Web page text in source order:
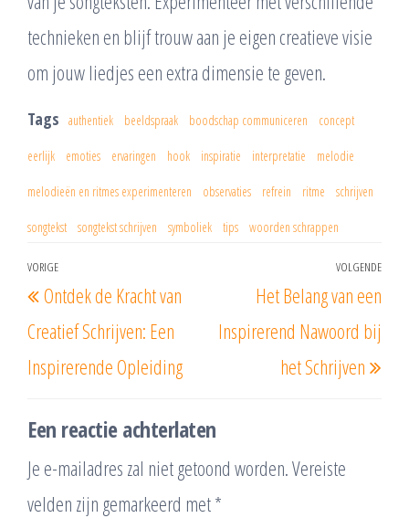
technieken en blijf trouw aan je eigen creatieve visie
om jouw liedjes een extra dimensie te geven.
Tags authentiek beeldspraak boodschap communiceren concept
eerlijk emoties ervaringen hook inspiratie interpretatie melodie
melodieën en ritmes experimenteren observaties refrein ritme schrijven
songtekst songtekst schrijven symboliek tips woorden schrappen
Berichtnavigatie
Vorig
bericht
VORIGE
Ontdek de Kracht van
Creatief Schrijven: Een
Inspirerende Opleiding
VOLGENDE
Het Belang van een
Inspirerend Nawoord bij
het Schrijven
Een reactie achterlaten
Je e-mailadres zal niet getoond worden.Vereiste
velden zijn gemarkeerd met*